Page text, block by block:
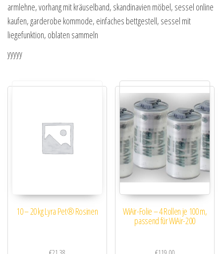
armlehne, vorhang mit kräuselband, skandinavien möbel, sessel online
kaufen, garderobe kommode, einfaches bettgestell, sessel mit
liegefunktion, oblaten sammeln
yyyyy
10 – 20 kg Lyra Pet® Rosinen WiAir-Folie – 4 Rollen je 100 m,
passend für WiAir-200